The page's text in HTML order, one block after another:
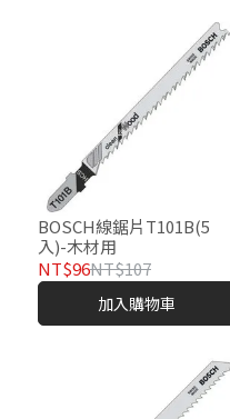
BOSCH線鋸片T101B(5
入)-木材用
NT$96NT$107
加入購物車